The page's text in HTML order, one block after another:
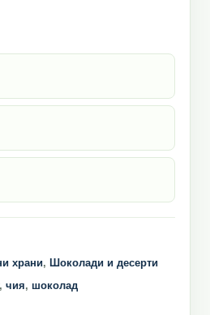
храни, Шоколади и десерти
, чия, шоколад